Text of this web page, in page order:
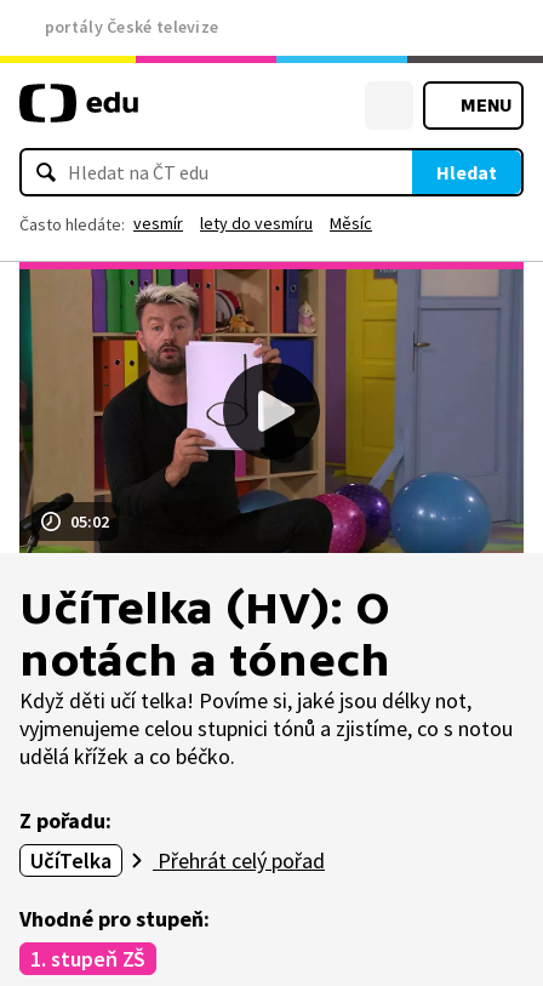
portály České televize
MENU
Hledat
Často hledáte: vesmír lety do vesmíru Měsíc
05:02
UčíTelka (HV): O
notách a tónech
Když děti učí telka! Povíme si, jaké jsou délky not,
vyjmenujeme celou stupnici tónů a zjistíme, co s notou
udělá křížek a co béčko.
Z pořadu:
UčíTelka
Přehrát celý pořad
Vhodné pro stupeň:
1. stupeň ZŠ